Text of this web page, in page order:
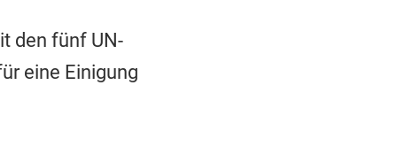
den fünf UN-
eine Einigung